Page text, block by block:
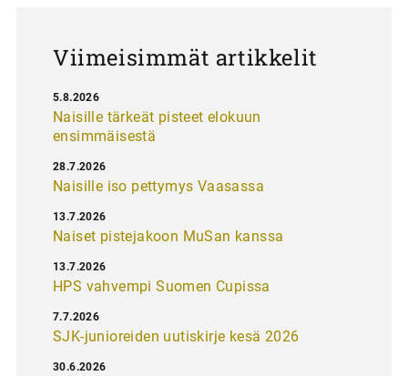
Viimeisimmät artikkelit
Naisille tärkeät pisteet elokuun
ensimmäisestä
5.8.2026
Naisille iso pettymys Vaasassa
28.7.2026
Naiset pistejakoon MuSan kanssa
13.7.2026
HPS vahvempi Suomen Cupissa
13.7.2026
SJK-junioreiden uutiskirje kesä 2026
7.7.2026
30.6.2026